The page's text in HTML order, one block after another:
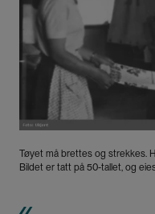
Tøyet må brettes og strekkes.
Bildet er tatt på 50-tallet, og